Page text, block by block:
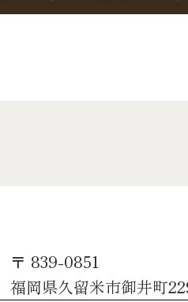
〒 839-0851
福岡県久留米市御井町